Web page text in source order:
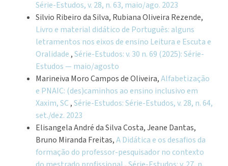
Série-Estudos, v. 28, n. 63, maio/ago. 2023
Silvio Ribeiro da Silva, Rubiana Oliveira Rezende,
Livro e material didático de Português: alguns
letramentos nos eixos de ensino Leitura e Escuta e
Oralidade ,Série-Estudos: v. 30 n. 69 (2025): Série-
Estudos — maio/agosto
Marineiva Moro Campos de Oliveira,Alfabetização
e PNAIC: (des)caminhos ao ensino inclusivo em
Xaxim, SC,Série-Estudos: Série-Estudos, v. 28, n. 64,
set./dez. 2023
Elisangela André da Silva Costa, Jeane Dantas,
Bruno Miranda Freitas,A Didática e os desafios da
formação do professor-pesquisador no contexto